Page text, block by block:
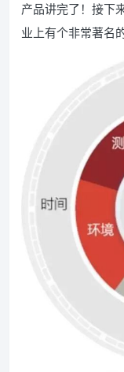
产品讲完了！接下
业上有个非常著名